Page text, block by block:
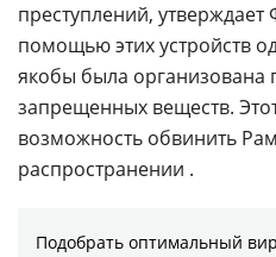
преступлений, утверждает
помощью этих устройств
якобы была организована
запрещенных веществ.
возможность обвинить
распространении .
Подобрать оптимальный